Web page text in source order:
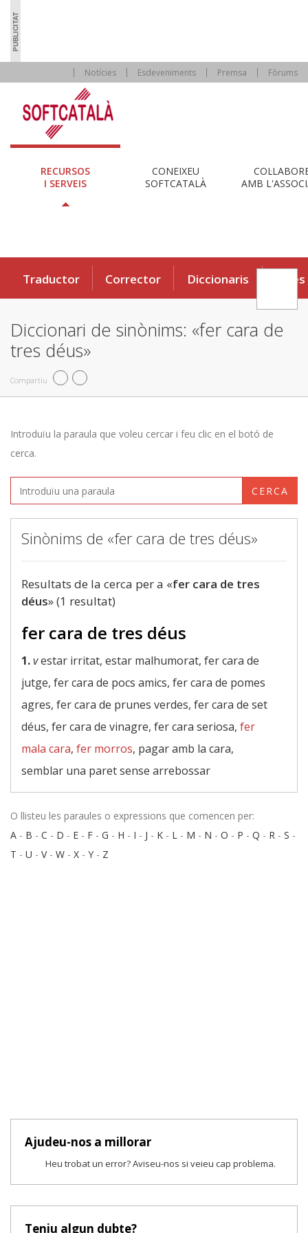
Notícies Esdeveniments Premsa Fòrums
RECURSOS
I SERVEIS
CONEIXEU
SOFTCATALÀ
AMB
Traductor Corrector Diccionaris Eines
Diccionari de sinònims: «fer cara de
tres déus»
Compartiu
Introduïu la paraula que voleu cercar i feu clic en el botó de
cerca.
CERCA
Sinònims de «fer cara de tres déus»
Resultats de la cerca per a «fer cara de tres
déus» (1 resultat)
fer cara de tres déus
1.vestar irritat, estar malhumorat, fer cara de
jutge, fer cara de pocs amics, fer cara de pomes
agres, fer cara de prunes verdes, fer cara de set
déus, fer cara de vinagre, fer cara seriosa, fer
mala cara, fer morros, pagar amb la cara,
semblar una paret sense arrebossar
O llisteu les paraules o expressions que comencen per:
A - B - C - D - E - F - G - H - I - J - K - L - M - N - O - P - Q - R - S -
T - U - V- W - X - Y - Z
Ajudeu-nos a millorar
Heu trobat un error? Aviseu-nos si veieu cap problema.
Teniu algun dubte?